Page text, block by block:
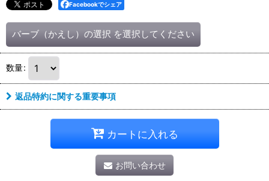
Facebookでシェア
バーブ（かえし）の選択 を選択してください
数量:
返品特約に関する重要事項
カートに入れる
お問い合わせ